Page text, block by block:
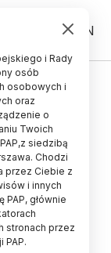
PL EN
u
a nawet
z
i Rady
osób
osobowych i
oraz
o
Twoich
siedzibą
Chodzi
przez Ciebie z
i innych
głównie
stronach przez
PAP.